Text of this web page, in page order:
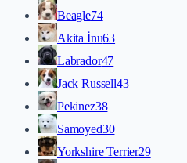
Beagle74
Akita İnu63
Labrador47
Jack Russell43
Pekinez38
Samoyed30
Yorkshire Terrier29